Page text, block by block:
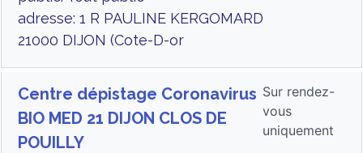
adresse: 1 R PAULINE KERGOMARD
21000 DIJON (Cote-D-or
Centre dépistage Coronavirus
BIO MED 21 DIJON CLOS DE
POUILLY
Sur rendez-
vous
uniquement